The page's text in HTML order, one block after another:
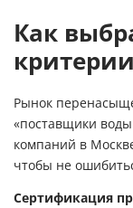
Как
Рынок
«поставщики воды
компаний в
чтобы не
Сертификация